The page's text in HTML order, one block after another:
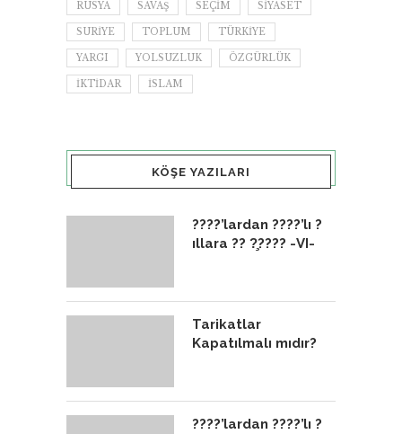
RUSYA SAVAŞ SEÇIM SIYASET
SURIYE TOPLUM TÜRKIYE
YARGI YOLSUZLUK ÖZGÜRLÜK
İKTIDAR İSLAM
KÖŞE YAZILARI
????’lardan ????’lı ?
ıllara ?? ?̧???? -VI-
Tarikatlar
Kapatılmalı mıdır?
????’lardan ????’lı ?